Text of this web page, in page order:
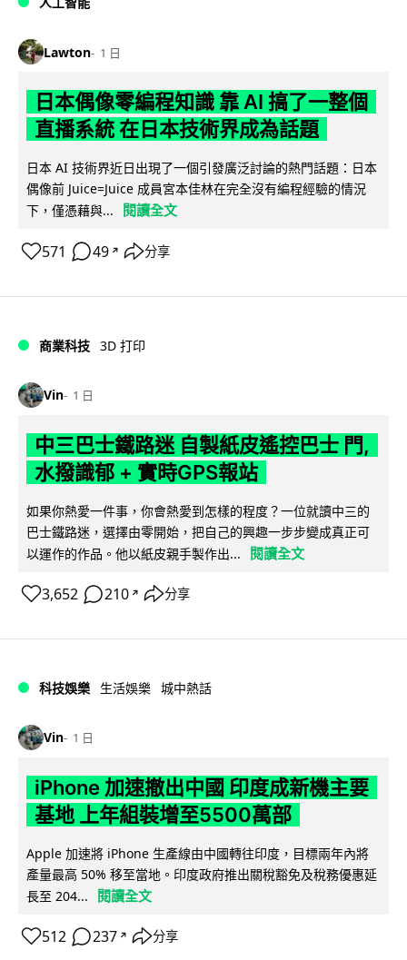
Lawton 1 日
日本偶像零編程知識 靠 AI 搞了一整個
直播系統 在日本技術界成為話題
日本 AI 技術界近日出現了一個引發廣泛討論的熱門話題：日本
偶像前 Juice=Juice 成員宮本佳林在完全沒有編程經驗的情況
下，僅憑藉與...
閱讀全文
571 49 ↗ 分享
商業科技 3D 打印
Vin 1 日
中三巴士鐵路迷 自製紙皮遙控巴士 門,
水撥識郁 + 實時GPS報站
如果你熱愛一件事，你會熱愛到怎樣的程度？一位就讀中三的
巴士鐵路迷，選擇由零開始，把自己的興趣一步步變成真正可
以運作的作品。他以紙皮親手製作出...
閱讀全文
3,652 210 ↗ 分享
科技娛樂 生活娛樂 城中熱話
Vin 1 日
iPhone 加速撤出中國 印度成新機主要
基地 上年組裝增至5500萬部
Apple 加速將 iPhone 生產線由中國轉往印度，目標兩年內將
產量最高 50% 移至當地。印度政府推出關稅豁免及稅務優惠延
長至 204...
閱讀全文
512 237 ↗ 分享